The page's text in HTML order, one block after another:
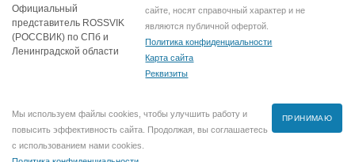
Официальный
представитель ROSSVIK
(РОССВИК) по СПб и
Ленинградской области
сайте, носят справочный характер и не
являются публичной офертой.
Политика конфиденциальности
Карта сайта
Реквизиты
Мы используем файлы cookies, чтобы улучшить работу и
повысить эффективность сайта. Продолжая, вы соглашаетесь
с использованием нами cookies.
ПРИНИМАЮ